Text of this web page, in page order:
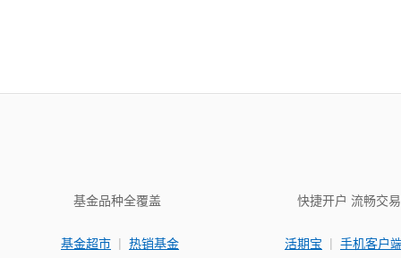
基金品种全覆盖
基金超市 | 热销基金
快捷开户 流畅交易
活期宝 | 手机客户